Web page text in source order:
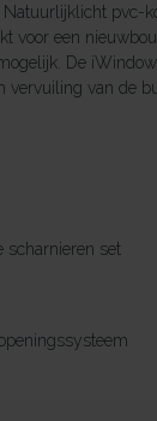
pvc-
een
De
vervuiling van de
scharnieren set